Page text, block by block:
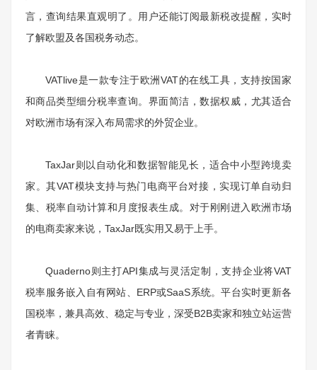
言，查询结果直观明了。用户还能订阅最新税改提醒，实时
了解欧盟及各国税务动态。
VATlive是一款专注于欧洲VAT的在线工具，支持按国家
和商品类型细分税率查询。界面简洁，数据权威，尤其适合
对欧洲市场有深入布局需求的外贸企业。
TaxJar则以自动化和数据智能见长，适合中小型跨境卖
家。其VAT模块支持与热门电商平台对接，实现订单自动归
集、税率自动计算和月度报表生成。对于刚刚进入欧洲市场
的电商卖家来说，TaxJar既实用又易于上手。
Quaderno则主打API集成与灵活定制，支持企业将VAT
税率服务嵌入自有网站、ERP或SaaS系统。平台实时更新各
国税率，兼具高效、稳定与专业，深受B2B卖家和独立站运营
者青睐。